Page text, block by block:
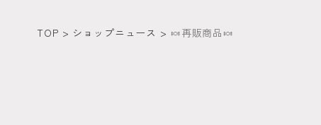
TOP ショップニュース 🍬再販商品🍬